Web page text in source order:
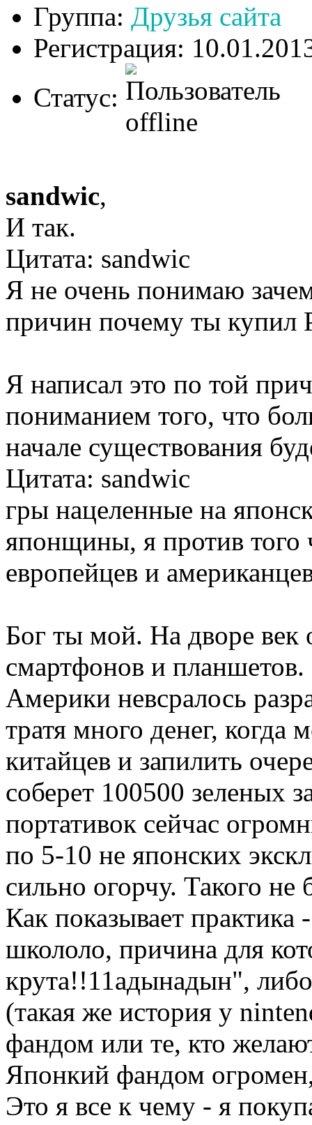
Группа: Друзья сайта
Регистрация:
Статус:
sandwic,
И так.
Цитата: sandwic
Я не очень понимаю
причин почему ты купил
Я написал это по той
пониманием того, что
начале существования
Цитата: sandwic
гры нацеленные на
японщины, я против того
европейцев и
Бог ты мой. На дворе век
смартфонов и
Америки невсралось
тратя много денег, когда
китайцев и запилить
соберет 100500 зеленых
портативок сейчас
по 5-10 не японских
сильно огорчу. Такого не
Как показывает практика
школоло, причина для
крута!!11адынадын",
(такая же история у
фандом или те, кто
Японкий фандом
Это я все к чему - я